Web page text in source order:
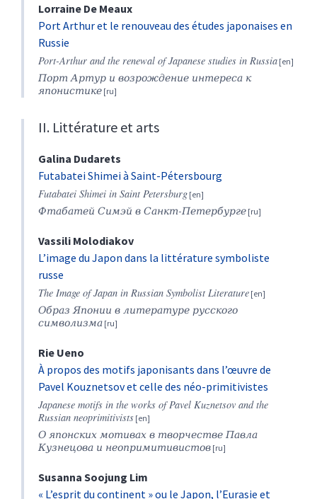
Lorraine De Meaux
Port Arthur et le renouveau des études japonaises en
Russie
Port-Arthur and the renewal of Japanese studies in Russia
Порт Артур и возрождение интереса к
японистике
II. Littérature et arts
Galina Dudarets
Futabatei Shimei à Saint-Pétersbourg
Futabatei Shimei in Saint Petersburg
Фтабатей Симэй в Санкт-Петербурге
Vassili Molodiakov
L’image du Japon dans la littérature symboliste
russe
The Image of Japan in Russian Symbolist Literature
Образ Японии в литературе русского
символизма
Rie Ueno
À propos des motifs japonisants dans l’œuvre de
Pavel Kouznetsov et celle des néo-primitivistes
Japanese motifs in the works of Pavel Kuznetsov and the
Russian neoprimitivists
О японских мотивах в творчестве Павла
Кузнецова и неопримитивистов
Susanna Soojung Lim
« L’esprit du continent » ou le Japon, l’Eurasie et